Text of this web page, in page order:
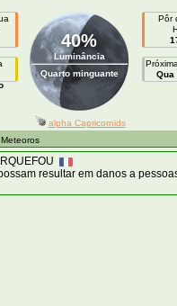
40%
Luminância
Quarto minguante
Pôr
Qua
alpha Capricornids
resultar em danos a